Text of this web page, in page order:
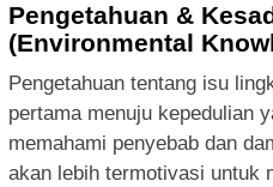
Pengetahuan &
(Environmental
Pengetahuan tentang isu
pertama menuju kepedulian
memahami penyebab dan
akan lebih termotivasi untuk